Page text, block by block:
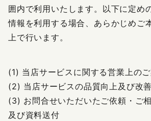
囲内で利用いたします。以下に定め
情報を利用する場合、あらかじめご
上で行います。
(1) 当店サービスに関する営業上の
(2) 当店サービスの品質向上及び改善
(3) お問合せいただいたご依頼・ご
及び資料送付